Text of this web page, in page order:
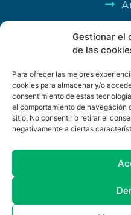
Gestionar el
de las
Para ofrecer las mejores
cookies para almacenar y/o
consentimiento de estas
el comportamiento de navegación
sitio. No consentir o retirar el
negativamente a ciertas
PROGRAMA KIT DIGITAL
NEXT GENERATION (EU) DEL
Y